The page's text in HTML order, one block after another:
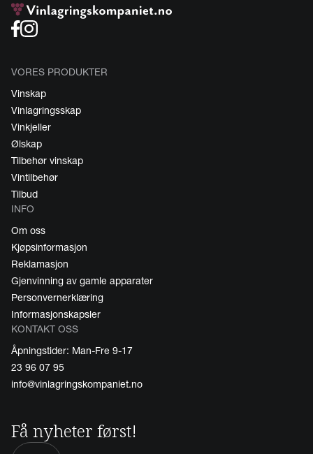
VORES PRODUKTER
Vinskap
Vinlagringsskap
Vinkjeller
Ølskap
Tilbehør vinskap
Vintilbehør
Tilbud
INFO
Om oss
Kjøpsinformasjon
Reklamasjon
Gjenvinning av gamle apparater
Personvernerklæring
Informasjonskapsler
KONTAKT OSS
Åpningstider: Man-Fre 9-17
23 96 07 95
info@vinlagringskompaniet.no
Få nyheter først!